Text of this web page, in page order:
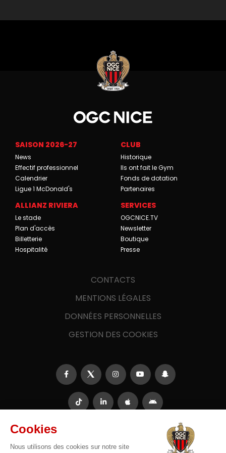
SAISON 2026-27
News
Effectif professionnel
Calendrier
Ligue 1 McDonald's
CLUB
Historique
Ils ont fait le Gym
Fonds de dotation
Partenaires
ALLIANZ RIVIERA
Le stade
Plan d'accès
Billetterie
Hospitalité
SERVICES
OGCNICE.TV
Newsletter
Boutique
Presse
CONTACTS
MENTIONS LÉGALES
DONNÉES PERSONNELLES
GESTION DES COOKIES